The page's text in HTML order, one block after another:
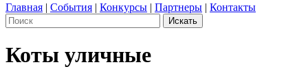
Главная | События | Конкурсы | Партнеры | Контакты
Коты уличные